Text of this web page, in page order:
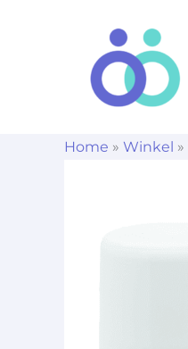
Home » Winkel »